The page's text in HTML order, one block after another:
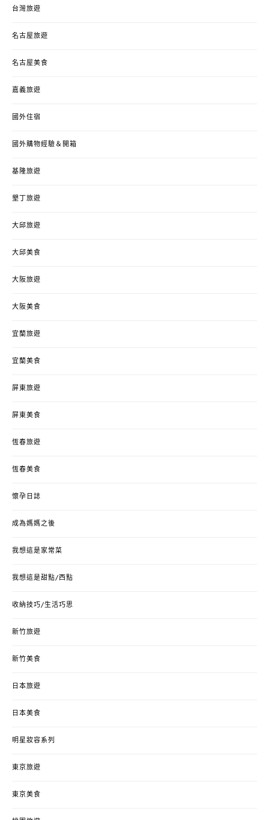
台灣旅遊
名古屋旅遊
名古屋美食
嘉義旅遊
國外住宿
國外購物經驗＆開箱
基隆旅遊
墾丁旅遊
大邱旅遊
大邱美食
大阪旅遊
大阪美食
宜蘭旅遊
宜蘭美食
屏東旅遊
屏東美食
恆春旅遊
恆春美食
懷孕日誌
成為媽媽之後
我想這是家常菜
我想這是甜點/西點
收納技巧/生活巧思
新竹旅遊
新竹美食
日本旅遊
日本美食
明星妝容系列
東京旅遊
東京美食